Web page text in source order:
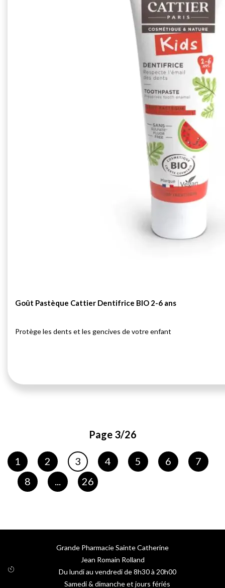
Goût Pastèque Cattier Dentifrice BIO 2-6 ans
Protège les dents et les gencives de votre enfant
Page 3/26
PagePage
1 Page
2
Vous lisez actuellement la page
3 Page
4 Page
5 Page
6 Page
7
Page
8 Page
26
Grande Pharmacie Sainte Catherine
Jean Romain Rolland
Du lundi au vendredi de 8h30 à 20h00
Samedi & dimanche et jours fériés